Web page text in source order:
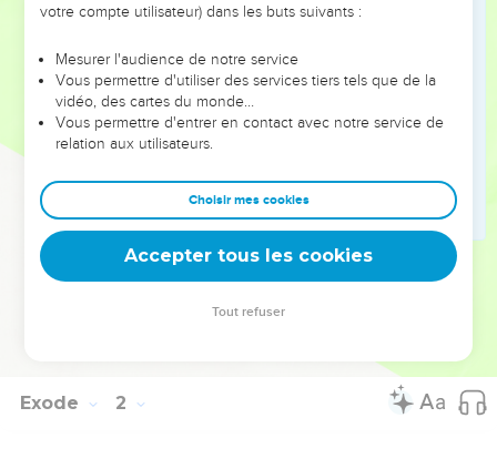
leur foi ou leur vision. Mais on voit moins les doutes, les erreurs
et les saisons difficiles qu'ils ont traversés, alors même que ce
sont elles qui les ont façonnés.
Dans cette conférence, leaders, entrepreneurs, et responsables
clés pour avancer avec plus de sagesse afin que leurs erreurs
deviennent vos tremplins. Que vous guidiez un ministère, une
équipe, un groupe ou une famille, leur expérience est faite
Exode 2
votre compte utilisateur) dans les buts suivants :
Mesurer l'audience de notre service
Vous permettre d'utiliser des services tiers tels que de la
vidéo, des cartes du monde…
Vous permettre d'entrer en contact avec notre service de
relation aux utilisateurs.
Choisir mes cookies
Accepter tous les cookies
Tout refuser